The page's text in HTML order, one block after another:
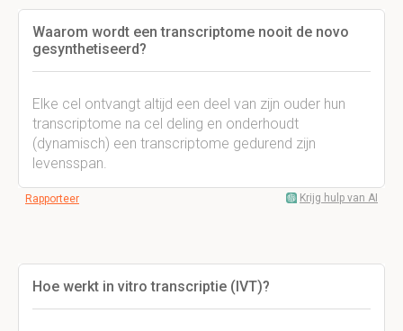
Waarom wordt een transcriptome nooit de novo
gesynthetiseerd?
Elke cel ontvangt altijd een deel van zijn ouder hun
transcriptome na cel deling en onderhoudt
(dynamisch) een transcriptome gedurend zijn
levensspan.
Rapporteer Krijg hulp van AI
Hoe werkt in vitro transcriptie (IVT)?